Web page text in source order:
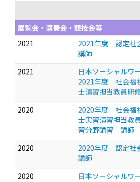
展覧会・演奏会・競技会等
2021
2021年度 認定社
講師
2021
日本ソーシャルワ
2021年度 社会福
士演習担当教員
2020
2020年度 社会福
士実習演習担当教
習分野講習 講師
2020
2020年度 認定社
講師
2020
日本ソーシャルワ